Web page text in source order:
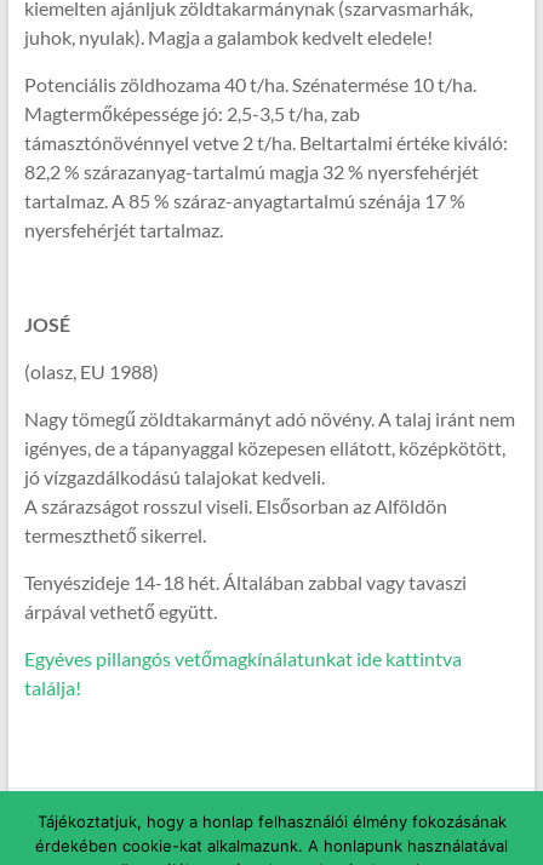
kiemelten ajánljuk zöldtakarmánynak (szarvasmarhák,
juhok, nyulak). Magja a galambok kedvelt eledele!
Potenciális zöldhozama 40 t/ha. Szénatermése 10 t/ha.
Magtermőképessége jó: 2,5-3,5 t/ha, zab
támasztónövénnyel vetve 2 t/ha. Beltartalmi értéke kiváló:
82,2 % szárazanyag-tartalmú magja 32 % nyersfehérjét
tartalmaz. A 85 % száraz-anyagtartalmú szénája 17 %
nyersfehérjét tartalmaz.
JOSÉ
(olasz, EU 1988)
Nagy tömegű zöldtakarmányt adó növény. A talaj iránt nem
igényes, de a tápanyaggal közepesen ellátott, középkötött,
jó vízgazdálkodású talajokat kedveli.
A szárazságot rosszul viseli. Elsősorban az Alföldön
termeszthető sikerrel.
Tenyészideje 14-18 hét. Általában zabbal vagy tavaszi
árpával vethető együtt.
Egyéves pillangós vetőmagkínálatunkat ide kattintva
találja!
Copyright © 2026 Magvas Vetőmag Kft. . All rights reserved. Theme
Spacious
by ThemeGrill. Powered by:WordPress .
Tájékoztatjuk, hogy a honlap felhasználói élmény fokozásának
érdekében cookie-kat alkalmazunk. A honlapunk használatával